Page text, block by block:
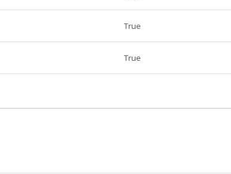
True
True